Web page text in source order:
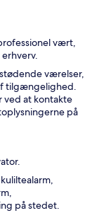
vært,
værelser,
tilgængelighed.
ved at kontakte
på
på stedet.